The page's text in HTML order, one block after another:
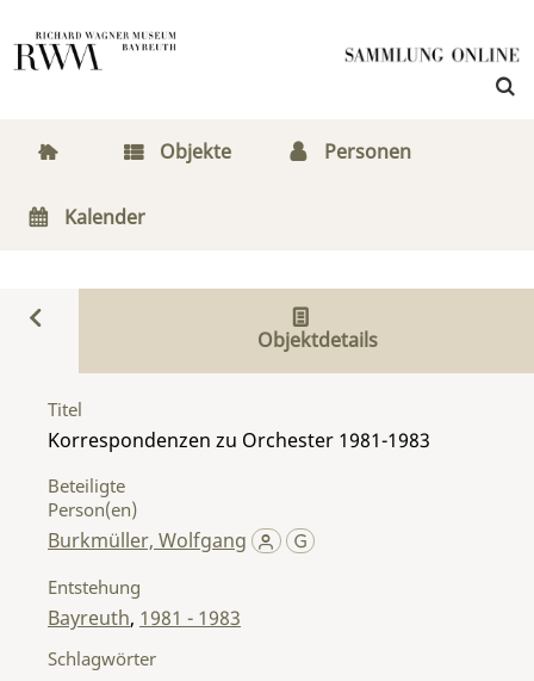
Objekte Personen
Kalender
Objektdetails
Titel
Korrespondenzen zu Orchester 1981-1983
Beteiligte
Person(en)
Burkmüller, Wolfgang
Entstehung
Bayreuth, 1981 - 1983
Schlagwörter